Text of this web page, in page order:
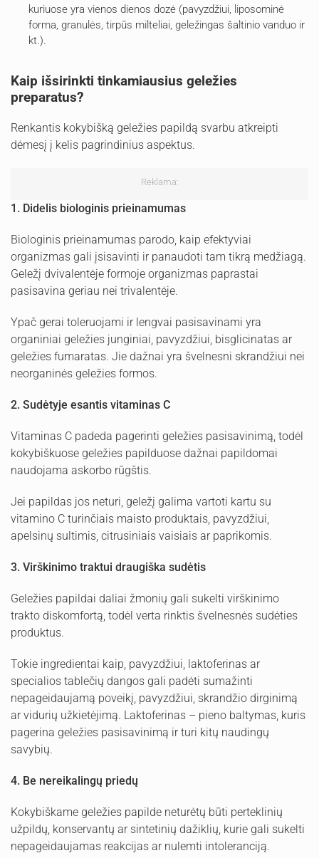
kuriuose yra vienos dienos dozė (pavyzdžiui, liposominė
forma, granulės, tirpūs milteliai, geležingas šaltinio vanduo ir
kt.).
Kaip išsirinkti tinkamiausius geležies
preparatus?
Renkantis kokybišką geležies papildą svarbu atkreipti
dėmesį į kelis pagrindinius aspektus.
Reklama:
1. Didelis biologinis prieinamumas
Biologinis prieinamumas parodo, kaip efektyviai
organizmas gali įsisavinti ir panaudoti tam tikrą medžiagą.
Geležį dvivalentėje formoje organizmas paprastai
pasisavina geriau nei trivalentėje.
Ypač gerai toleruojami ir lengvai pasisavinami yra
organiniai geležies junginiai, pavyzdžiui, bisglicinatas ar
geležies fumaratas. Jie dažnai yra švelnesni skrandžiui nei
neorganinės geležies formos.
2. Sudėtyje esantis vitaminas C
Vitaminas C padeda pagerinti geležies pasisavinimą, todėl
kokybiškuose geležies papilduose dažnai papildomai
naudojama askorbo rūgštis.
Jei papildas jos neturi, geležį galima vartoti kartu su
vitamino C turinčiais maisto produktais, pavyzdžiui,
apelsinų sultimis, citrusiniais vaisiais ar paprikomis.
3. Virškinimo traktui draugiška sudėtis
Geležies papildai daliai žmonių gali sukelti virškinimo
trakto diskomfortą, todėl verta rinktis švelnesnės sudėties
produktus.
Tokie ingredientai kaip, pavyzdžiui, laktoferinas ar
specialios tablečių dangos gali padėti sumažinti
nepageidaujamą poveikį, pavyzdžiui, skrandžio dirginimą
ar vidurių užkietėjimą. Laktoferinas – pieno baltymas, kuris
pagerina geležies pasisavinimą ir turi kitų naudingų
savybių.
4. Be nereikalingų priedų
Kokybiškame geležies papilde neturėtų būti perteklinių
užpildų, konservantų ar sintetinių dažiklių, kurie gali sukelti
nepageidaujamas reakcijas ar nulemti intoleranciją.